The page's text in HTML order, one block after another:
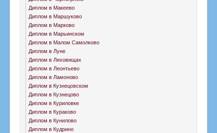
Диплом в Макеево
Диплом в Маршуково
Диплом в Марково
Диплом в Марьинском
Диплом в Малом Самолково
Диплом в Луне
Диплом в Лиховищах
Диплом в Леонтьево
Диплом в Ламоново
Диплом в Кузнецовском
Диплом в Кузнецово
Диплом в Куриловке
Диплом в Кураково
Диплом в Кунилово
Диплом в Кудрино